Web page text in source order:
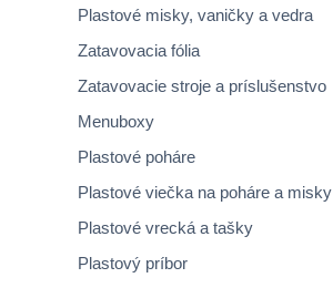
Plastové misky, vaničky a vedra
Zatavovacia fólia
Zatavovacie stroje a príslušenstvo
Menuboxy
Plastové poháre
Plastové viečka na poháre a misky
Plastové vrecká a tašky
Plastový príbor